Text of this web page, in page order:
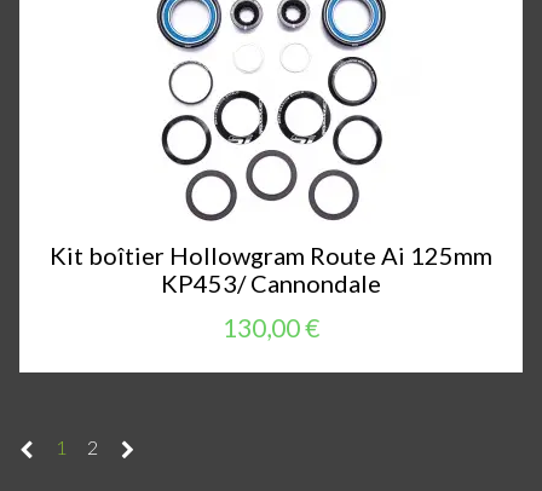
Kit boîtier Hollowgram Route Ai 125mm
KP453/ Cannondale
130,00 €
1 2